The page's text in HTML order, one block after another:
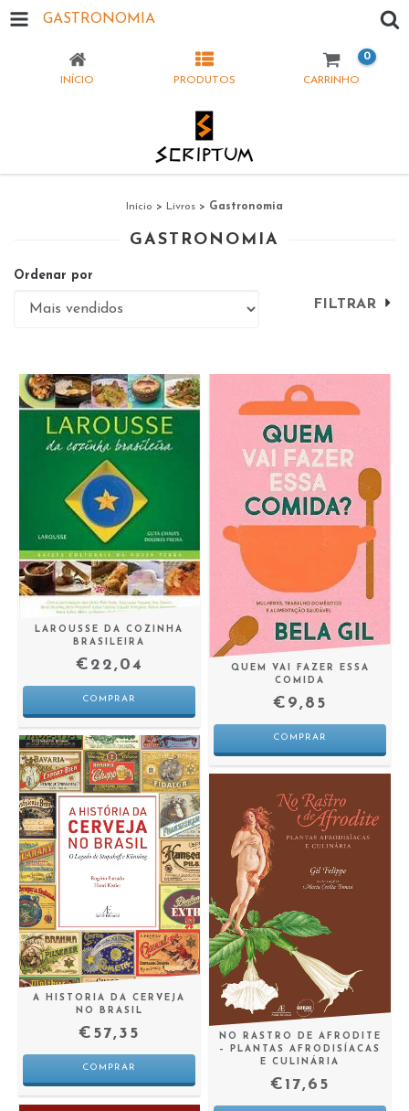
GASTRONOMIA
INÍCIO PRODUTOS CARRINHO
0
Início > Livros > Gastronomia
GASTRONOMIA
Ordenar por
FILTRAR
LAROUSSE DA COZINHA
BRASILEIRA
€22,04
QUEM VAI FAZER ESSA
COMIDA
€9,85
A HISTORIA DA CERVEJA
NO BRASIL
€57,35
NO RASTRO DE AFRODITE
– PLANTAS AFRODISÍACAS
E CULINÁRIA
€17,65